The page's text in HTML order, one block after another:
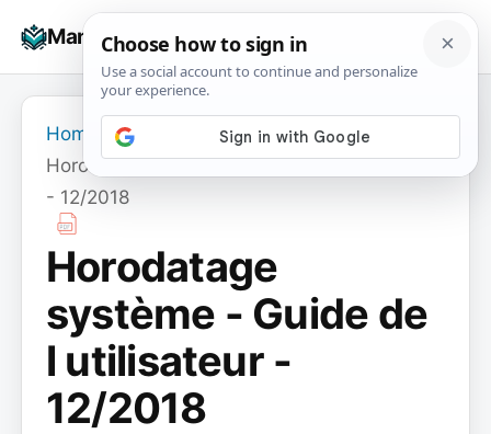
Manuals+
☰
Home
Horodatage système - Guide de l utilisateur
- 12/2018
Horodatage
système - Guide de
l utilisateur -
12/2018